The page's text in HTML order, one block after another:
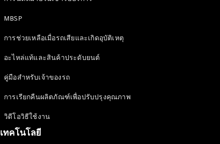
ล่าสุด
เล่ม
Issue 2-
2025
MBSP
การช่วยเหลือเมื่อรถเสียและเกิดอุบัติเหตุ
อะไหล่แท้และสินค้าประดับยนต์
คู่มือสำหรับเจ้าของรถ
การเรียกคืนผลิตภัณฑ์เพื่อปรับปรุงคุณภาพ
วิดีโอวิธีใช้งาน
เทคโนโลยี